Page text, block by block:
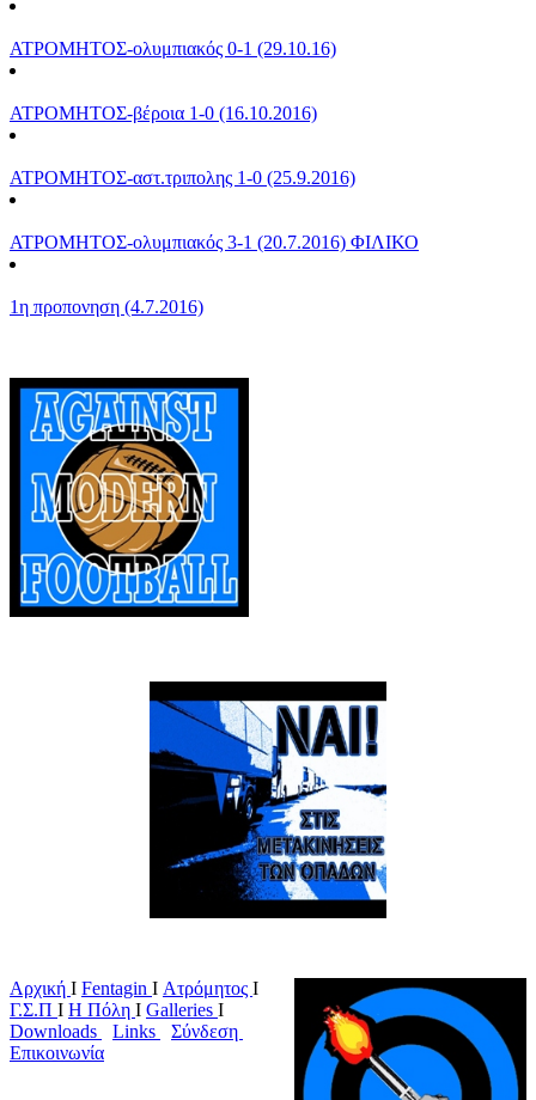
ΑΤΡΟΜΗΤΟΣ-ολυμπιακός 0-1 (29.10.16)
ΑΤΡΟΜΗΤΟΣ-βέροια 1-0 (16.10.2016)
ΑΤΡΟΜΗΤΟΣ-αστ.τριπολης 1-0 (25.9.2016)
ΑΤΡΟΜΗΤΟΣ-ολυμπιακός 3-1 (20.7.2016) ΦΙΛΙΚΟ
1η προπονηση (4.7.2016)
Αρχική Ι Fentagin I Ατρόμητος Ι
Γ.Σ.Π Ι Η Πόλη Ι Galleries I
Downloads
Links Σύνδεση
Επικοινωνία